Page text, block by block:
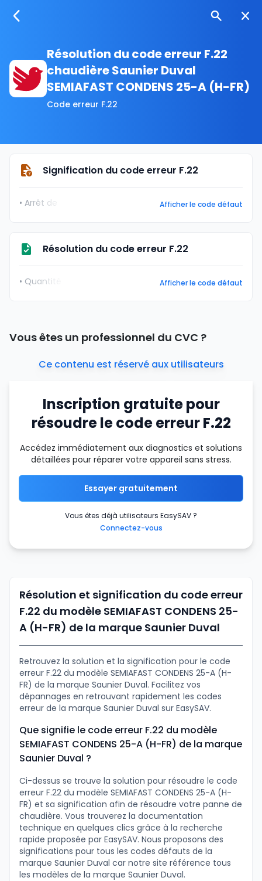
Résolution du code erreur F.22
chaudière Saunier Duval
SEMIAFAST CONDENS 25-A (H-FR)
Code erreur F.22
Signification du code erreur F.22
• Arrêt de Afficher le code défaut
Résolution du code erreur F.22
• Quantité Afficher le code défaut
Vous êtes un professionnel du CVC ?
Ce contenu est réservé aux utilisateurs
Inscription gratuite pour
résoudre le code erreur F.22
Accédez immédiatement aux diagnostics et solutions
détaillées pour réparer votre appareil sans stress.
Essayer gratuitement
Vous êtes déjà utilisateurs EasySAV ?
Connectez-vous
Résolution et signification du code erreur
F.22 du modèle SEMIAFAST CONDENS 25-
A (H-FR) de la marque Saunier Duval
Retrouvez la solution et la signification pour le code
erreur F.22 du modèle SEMIAFAST CONDENS 25-A (H-
FR) de la marque Saunier Duval. Facilitez vos
dépannages en retrouvant rapidement les codes
erreur de la marque Saunier Duval sur EasySAV.
Que signifie le code erreur F.22 du modèle
SEMIAFAST CONDENS 25-A (H-FR) de la marque
Saunier Duval ?
Ci-dessus se trouve la solution pour résoudre le code
erreur F.22 du modèle SEMIAFAST CONDENS 25-A (H-
FR) et sa signification afin de résoudre votre panne de
chaudière. Vous trouverez la documentation
technique en quelques clics grâce à la recherche
rapide proposée par EasySAV. Nous proposons des
significations pour tous les codes défauts de la
marque Saunier Duval car notre site référence tous
les modèles de la marque Saunier Duval.